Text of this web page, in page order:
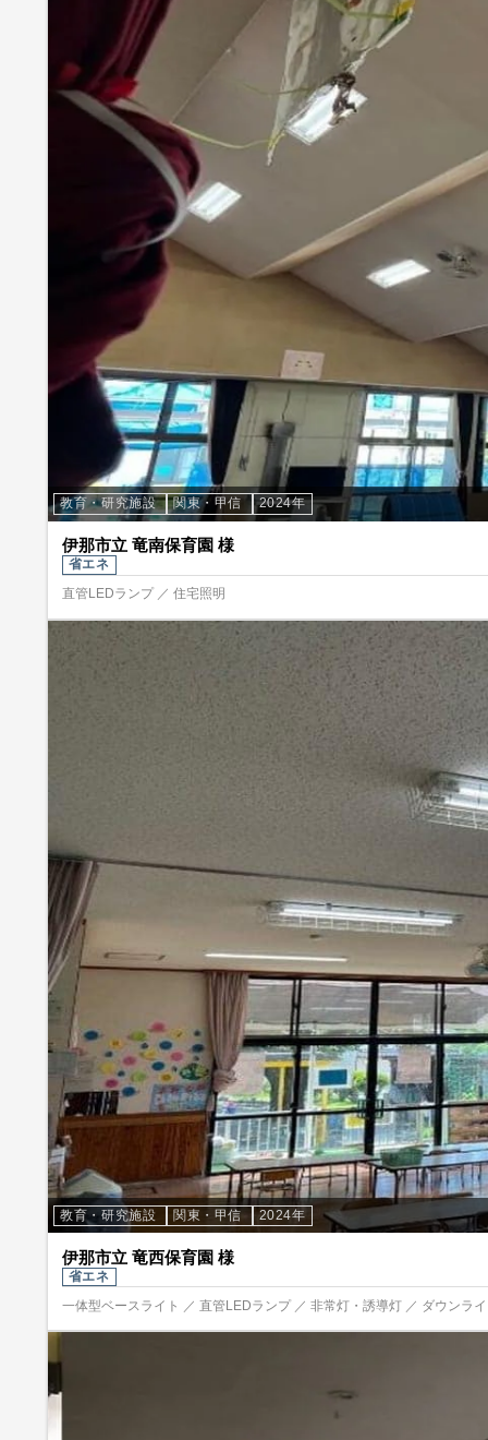
教育・研究施設 関東・甲信 2024年
伊那市立 竜南保育園 様
省エネ
直管LEDランプ ／ 住宅照明
教育・研究施設 関東・甲信 2024年
伊那市立 竜西保育園 様
省エネ
一体型ベースライト ／ 直管LEDランプ ／ 非常灯・誘導灯 ／ ダウンラ